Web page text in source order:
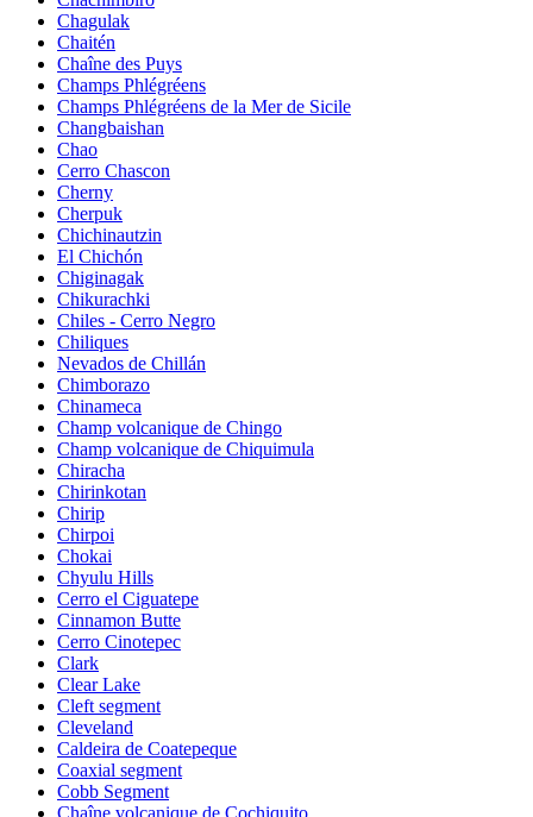
Chagulak
Chaitén
Chaîne des Puys
Champs Phlégréens
Champs Phlégréens de la Mer de Sicile
Changbaishan
Chao
Cerro Chascon
Cherny
Cherpuk
Chichinautzin
El Chichón
Chiginagak
Chikurachki
Chiles - Cerro Negro
Chiliques
Nevados de Chillán
Chimborazo
Chinameca
Champ volcanique de Chingo
Champ volcanique de Chiquimula
Chiracha
Chirinkotan
Chirip
Chirpoi
Chokai
Chyulu Hills
Cerro el Ciguatepe
Cinnamon Butte
Cerro Cinotepec
Clark
Clear Lake
Cleft segment
Cleveland
Caldeira de Coatepeque
Coaxial segment
Cobb Segment
Chaîne volcanique de Cochiquito